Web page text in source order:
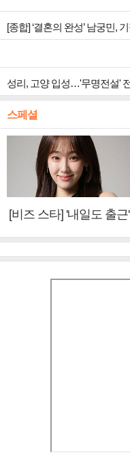
성리, 고양 입성…'무명전설'
스페셜
[비즈 스타] '내일도 출근